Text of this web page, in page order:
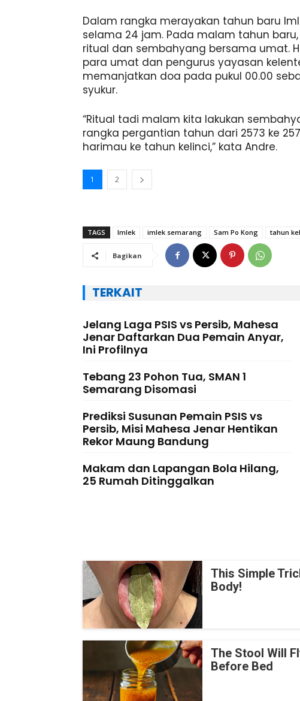
Dalam rangka merayakan tahun baru
selama 24 jam. Pada malam tahun
ritual dan sembahyang bersama umat.
para umat dan pengurus yayasan
memanjatkan doa pada pukul 00.00
syukur.
“Ritual tadi malam kita lakukan
rangka pergantian tahun dari 2573 ke
harimau ke tahun kelinci,” kata Andre.
1 2
TAGS Imlek imlek semarang Sam Po Kong tahun
Bagikan
TERKAIT
Jelang Laga PSIS vs Persib, Mahesa
Jenar Daftarkan Dua Pemain Anyar,
Ini Profilnya
Tebang 23 Pohon Tua, SMAN 1
Semarang Disomasi
Prediksi Susunan Pemain PSIS vs
Persib, Misi Mahesa Jenar Hentikan
Rekor Maung Bandung
Makam dan Lapangan Bola Hilang,
25 Rumah Ditinggalkan
This Simple
Body!
The Stool Will
Before Bed